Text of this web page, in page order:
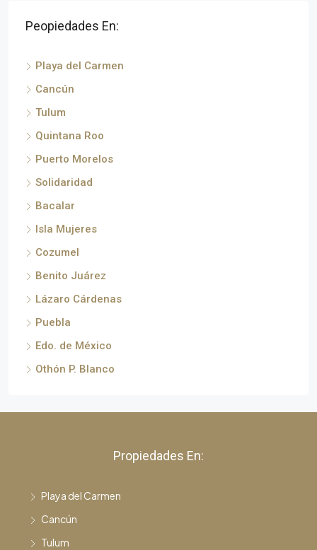
Peopiedades En:
Playa del Carmen
Cancún
Tulum
Quintana Roo
Puerto Morelos
Solidaridad
Bacalar
Isla Mujeres
Cozumel
Benito Juárez
Lázaro Cárdenas
Puebla
Edo. de México
Othón P. Blanco
Propiedades En:
Playa del Carmen
Cancún
Tulum